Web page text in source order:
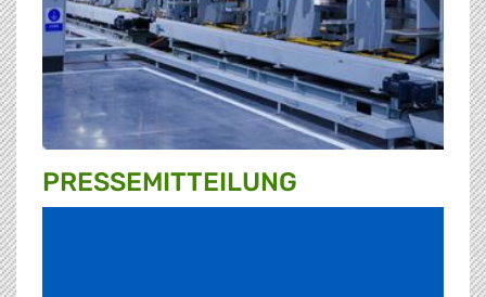
PRESSE­MITTEILUNG